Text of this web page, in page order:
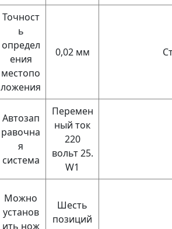
Точност
ь
определ
ения
местопо
ложения
0,02 мм
Автозап
равочна
я
система
Перемен
ный ток
220
вольт 25.
W1
Можно
установ
ить нож
Шесть
позиций